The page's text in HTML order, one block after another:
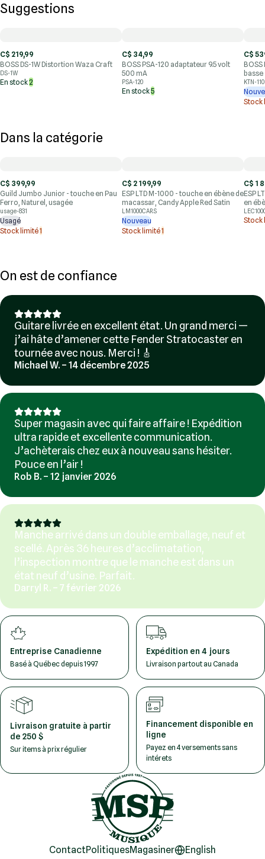
Suggestions
C$ 219,99
BOSS DS-1W Distortion Waza Craft
DS-1W
En stock2
C$ 34,99
BOSS PSA-120 adaptateur 9.5 volt
500 mA
PSA-120
En stock5
C$
BOSS
basse
KTN-
Stock
Dans la catégorie
C$ 399,99
Guild Jumbo Junior - touche en Pau
Ferro, Naturel, usagée
usage-831
Usagé
Stock limité1
C$ 2 199,99
ESP LTD M-1000 - touche en ébène de
macassar, Candy Apple Red Satin
LM1000CARS
Nouveau
Stock limité1
C$ 1
ESP
en
Stock
On est de confiance
Guitare livrée en excellent état. Un grand merci —
j’ai hâte d’amener cette Fender Stratocaster en
tournée avec nous. Merci ! 🎸
Michael W. – 14 décembre 2025
Super magasin avec qui faire affaire ! Expédition
ultra rapide et excellente communication.
J’achèterais chez eux à nouveau sans hésiter.
Pouce en l’air !
Rob B. – 12 janvier 2026
Manche arrivé dans un double emballage, neuf et
scellé. Après 36 heures d’acclimatation,
l’inspection montre que le manche est dans un
état neuf d’usine. Parfait.
Darryl R. – 7 février 2026
Entreprise Canadienne
Basé à Québec depuis 1997
Expédition en 4 jours
Livraison partout au Canada
Livraison gratuite à partir
de 250 $
Sur items à prix régulier
Financement disponible en
ligne
Payez en 4 versements sans
intérets
ContactPolitiquesMagasiner
English